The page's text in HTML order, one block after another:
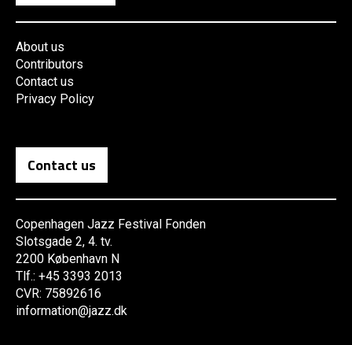
About us
Contributors
Contact us
Privacy Policy
Contact us
Copenhagen Jazz Festival Fonden
Slotsgade 2, 4. tv.
2200 København N
Tlf.: +45 3393 2013
CVR: 75892616
information@jazz.dk